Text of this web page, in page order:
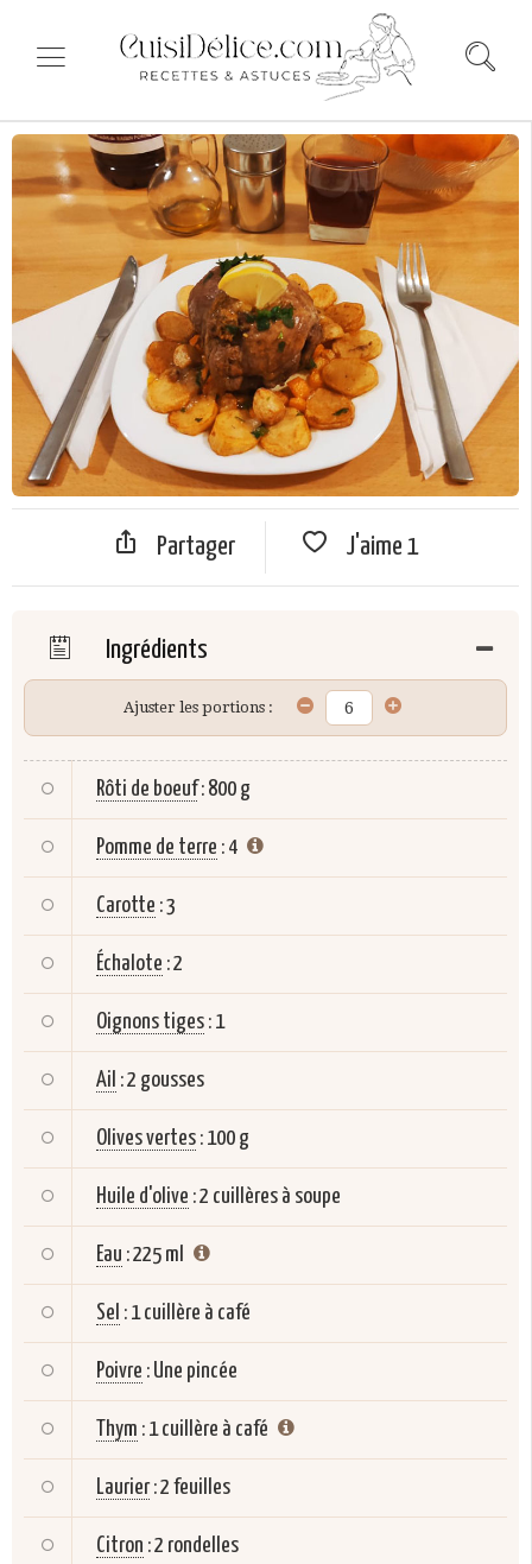
Partager J'aime 1
Ingrédients
Ajuster les portions :
Rôti de boeuf : 800 g
Pomme de terre : 4
Carotte :3
Échalote :2
Oignons tiges : 1
Ail :2 gousses
Olives vertes : 100 g
Huile d'olive :2 cuillères à soupe
Eau :225 ml
Sel : 1 cuillère à café
Poivre : Une pincée
Thym : 1 cuillère à café
Laurier :2 feuilles
Citron :2 rondelles